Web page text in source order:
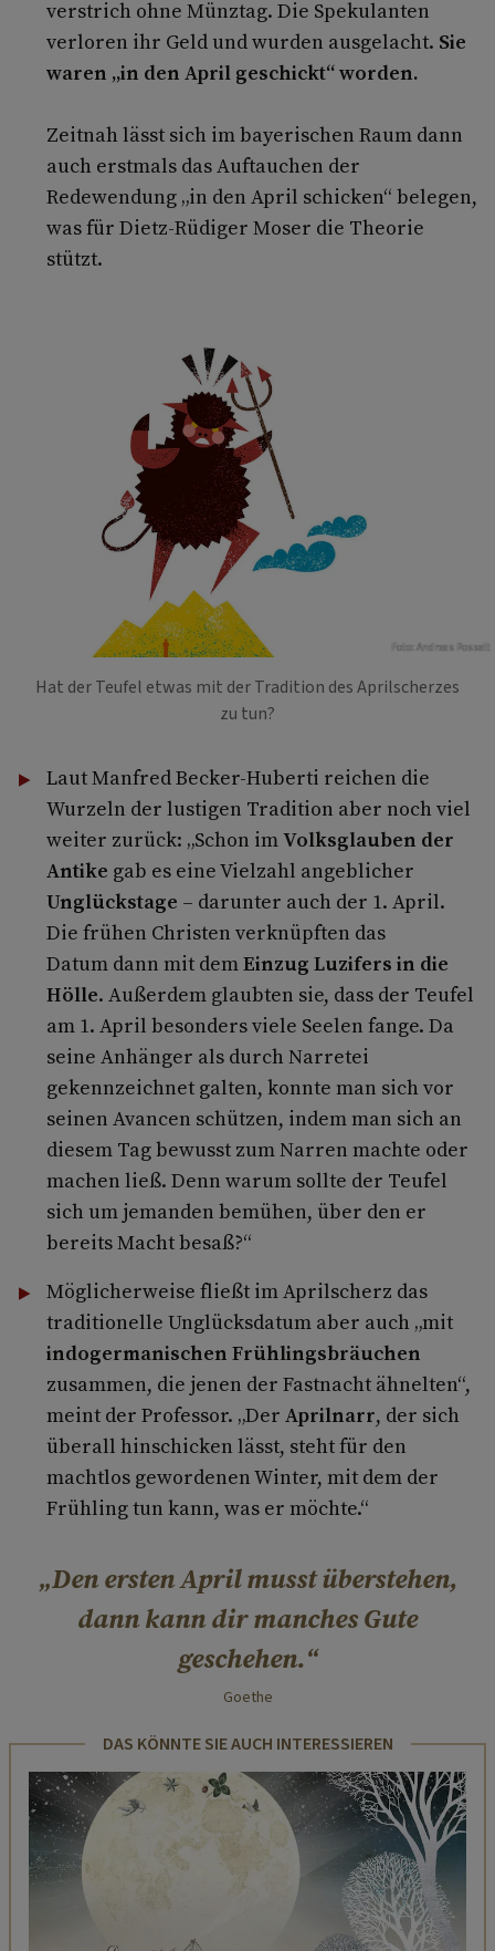
verstrich ohne Münztag. Die Spekulanten
verloren ihr Geld und wurden ausgelacht. Sie
waren „in den April geschickt“ worden.
Zeitnah lässt sich im bayerischen Raum dann
auch erstmals das Auftauchen der
Redewendung „in den April schicken“ belegen,
was für Dietz-Rüdiger Moser die Theorie
stützt.
Foto: Andreas Posselt
Hat der Teufel etwas mit der Tradition des Aprilscherzes
zu tun?
Laut Manfred Becker-Huberti reichen die
Wurzeln der lustigen Tradition aber noch viel
weiter zurück: „Schon imVolksglauben der
Antike gab es eine Vielzahl angeblicher
Unglückstage – darunter auch der 1. April.
Die frühen Christen verknüpften das
Datum dann mit demEinzug Luzifers in die
Hölle. Außerdem glaubten sie, dass der Teufel
am 1. April besonders viele Seelen fange. Da
seine Anhänger als durch Narretei
gekennzeichnet galten, konnte man sich vor
seinen Avancen schützen, indem man sich an
diesem Tag bewusst zum Narren machte oder
machen ließ. Denn warum sollte der Teufel
sich um jemanden bemühen, über den er
bereits Macht besaß?“
Möglicherweise fließt im Aprilscherz das
traditionelle Unglücksdatum aber auch „mit
indogermanischen Frühlingsbräuchen
zusammen, die jenen der Fastnacht ähnelten“,
meint der Professor. „Der Aprilnarr, der sich
überall hinschicken lässt, steht für den
machtlos gewordenen Winter, mit dem der
Frühling tun kann, was er möchte.“
Den ersten April musst überstehen,
dann kann dir manches Gute
geschehen.
Goethe
DAS KÖNNTE SIE AUCH INTERESSIEREN